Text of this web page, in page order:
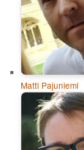
Matti Pajuniemi